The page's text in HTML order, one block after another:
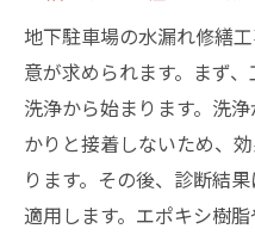
地下駐車場の水漏れ修繕
意が求められます。まず
洗浄から始まります。洗
かりと接着しないため、
ります。その後、診断結
適用します。エポキシ樹